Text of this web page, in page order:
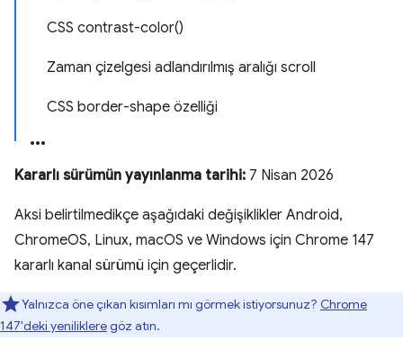
CSS contrast-color()
Zaman çizelgesi adlandırılmış aralığı scroll
CSS border-shape özelliği
Kararlı sürümün yayınlanma tarihi: 7 Nisan 2026
Aksi belirtilmedikçe aşağıdaki değişiklikler Android,
ChromeOS, Linux, macOS ve Windows için Chrome 147
kararlı kanal sürümü için geçerlidir.
Yalnızca öne çıkan kısımları mı görmek istiyorsunuz? Chrome
147'deki yenilikleregöz atın.